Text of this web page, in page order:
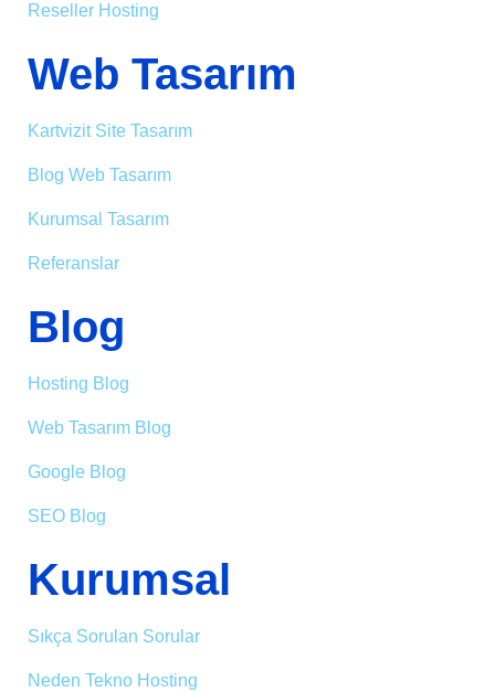
Reseller Hosting
Web Tasarım
Kartvizit Site Tasarım
Blog Web Tasarım
Kurumsal Tasarım
Referanslar
Blog
Hosting Blog
Web Tasarım Blog
Google Blog
SEO Blog
Kurumsal
Sıkça Sorulan Sorular
Neden Tekno Hosting